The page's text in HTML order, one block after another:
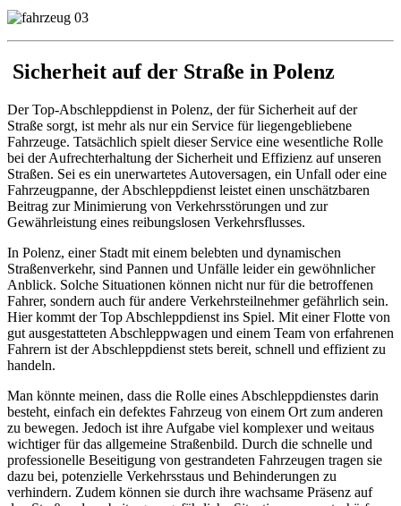
Sicherheit auf der Straße in Polenz
Der Top-Abschleppdienst in Polenz, der für Sicherheit auf der
Straße sorgt, ist mehr als nur ein Service für liegengebliebene
Fahrzeuge. Tatsächlich spielt dieser Service eine wesentliche Rolle
bei der Aufrechterhaltung der Sicherheit und Effizienz auf unseren
Straßen. Sei es ein unerwartetes Autoversagen, ein Unfall oder eine
Fahrzeugpanne, der Abschleppdienst leistet einen unschätzbaren
Beitrag zur Minimierung von Verkehrsstörungen und zur
Gewährleistung eines reibungslosen Verkehrsflusses.
In Polenz, einer Stadt mit einem belebten und dynamischen
Straßenverkehr, sind Pannen und Unfälle leider ein gewöhnlicher
Anblick. Solche Situationen können nicht nur für die betroffenen
Fahrer, sondern auch für andere Verkehrsteilnehmer gefährlich sein.
Hier kommt der Top Abschleppdienst ins Spiel. Mit einer Flotte von
gut ausgestatteten Abschleppwagen und einem Team von erfahrenen
Fahrern ist der Abschleppdienst stets bereit, schnell und effizient zu
handeln.
Man könnte meinen, dass die Rolle eines Abschleppdienstes darin
besteht, einfach ein defektes Fahrzeug von einem Ort zum anderen
zu bewegen. Jedoch ist ihre Aufgabe viel komplexer und weitaus
wichtiger für das allgemeine Straßenbild. Durch die schnelle und
professionelle Beseitigung von gestrandeten Fahrzeugen tragen sie
dazu bei, potenzielle Verkehrsstaus und Behinderungen zu
verhindern. Zudem können sie durch ihre wachsame Präsenz auf